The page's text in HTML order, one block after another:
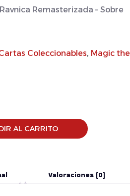
Remasterizada – Sobre
Coleccionables, Magic the
AL CARRITO
Valoraciones (0)